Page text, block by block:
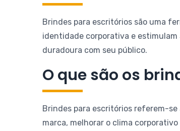
Brindes para escritórios são uma
identidade corporativa e estimulam
duradoura com seu público.
O que são os
Brindes para escritórios referem-
marca, melhorar o clima